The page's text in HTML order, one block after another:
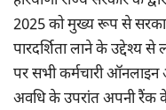
2025 को मुख्य रूप से
पारदर्शिता लाने के उद्देश्य
पर सभी कर्मचारी ऑनलाइन
अवधि के उपरांत अपनी रैंक